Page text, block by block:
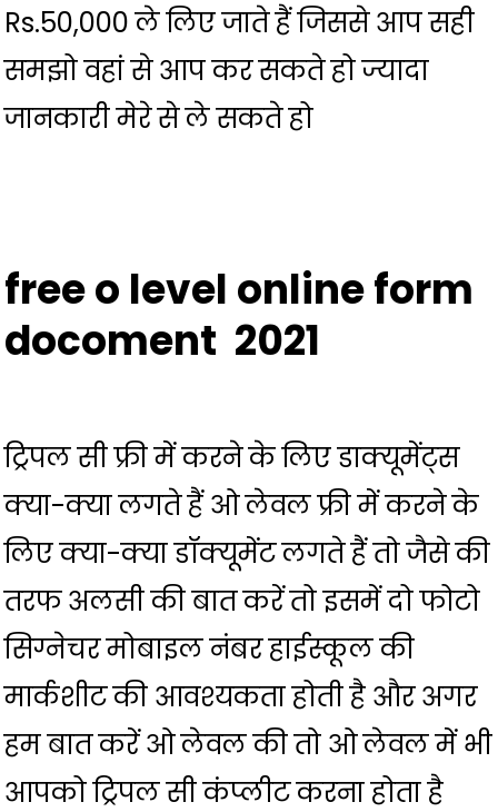
Rs.50,000 ले लिए जाते हैं जिससे आप सही
समझो वहां से आप कर सकते हो ज्यादा
जानकारी मेरे से ले सकते हो
free o level online form
docoment 2021
ट्रिपल सी फ्री में करने के लिए डाक्यूमेंट्स
क्या-क्या लगते हैं ओ लेवल फ्री में करने के
लिए क्या-क्या डॉक्यूमेंट लगते हैं तो जैसे की
तरफ अलसी की बात करें तो इसमें दो फोटो
सिग्नेचर मोबाइल नंबर हाईस्कूल की
मार्कशीट की आवश्यकता होती है और अगर
हम बात करें ओ लेवल की तो ओ लेवल में भी
आपको ट्रिपल सी कंप्लीट करना होता है